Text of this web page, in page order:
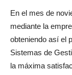
En el mes de
mediante la
obteniendo así el
Sistemas de
la máxima